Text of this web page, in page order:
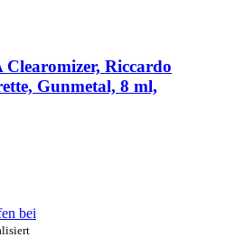
Riccardo
Gunmetal, 8 ml,
bei